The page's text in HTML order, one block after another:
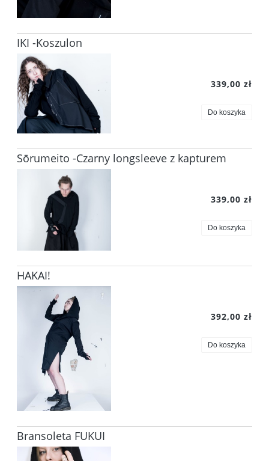
IKI -Koszulon
339,00 zł
Do koszyka
Sōrumeito -Czarny longsleeve z kapturem
339,00 zł
Do koszyka
HAKAI!
392,00 zł
Do koszyka
Bransoleta FUKUI